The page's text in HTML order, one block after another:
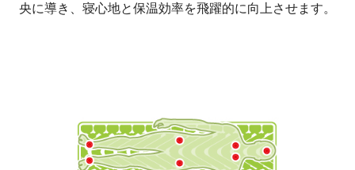
央に導き、寝心地と保温効率を飛躍的に向上させます。